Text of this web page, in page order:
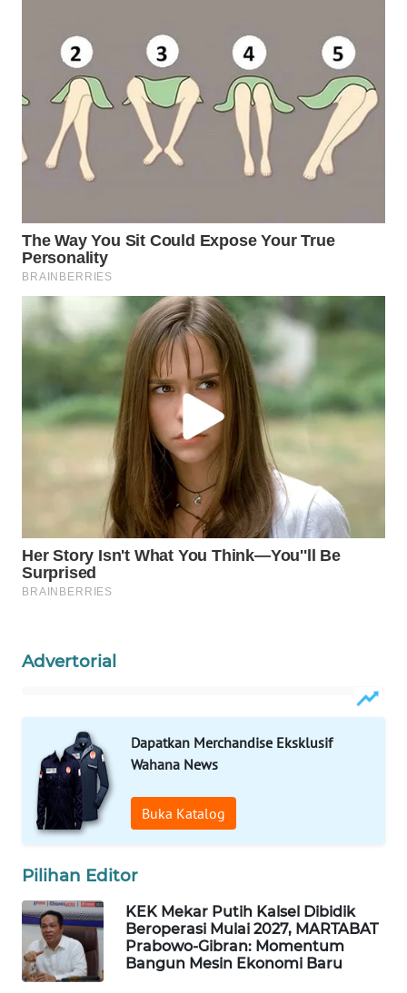
Advertorial
Dapatkan Merchandise Eksklusif
Wahana News
Buka Katalog
Pilihan Editor
KEK Mekar Putih Kalsel Dibidik
Beroperasi Mulai 2027, MARTABAT
Prabowo-Gibran: Momentum
Bangun Mesin Ekonomi Baru
PERSONA
WAHANA
OTOMOTIF
WAHANA
HEALTH
DESA
WISATA
LAPAK
WAHANA
KONSUMEN
MASYARAKAT
KELISTRIKAN
WALINKI
ID
ID
NET
PLN
WATCH
MKLI
LPKKI
LKKI
KOPEKLIN